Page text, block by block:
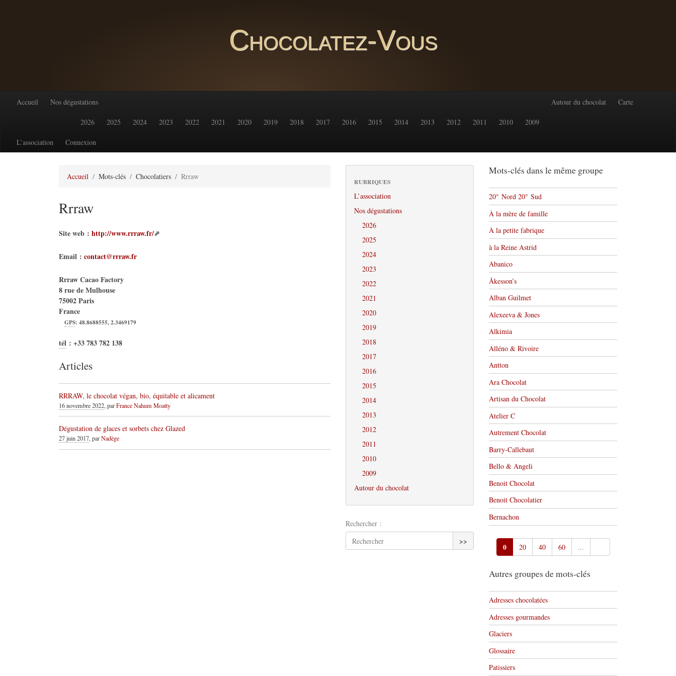
Chocolatez-Vous
Accueil Nos dégustations
2026 2025 2024 2023 2022 2021 2020 2019 2018 2017 2016 2015 2014 2013 2012 2011 2010 2009
Autour du chocolat Carte
L’association Connexion
Accueil Mots-clés Chocolatiers Rrraw
Rrraw
Site web : http://www.rrraw.fr/
Email : contact@rrraw.fr
Rrraw Cacao Factory
8 rue de Mulhouse
75002Paris
France
GPS:48.8688555,2.3469179
tél : +33 783 782 138
Articles
RRRAW, le chocolat végan, bio, équitable et alicament
16 novembre 2022, parFrance Nahum Moatty
Dégustation de glaces et sorbets chez Glazed
27 juin 2017, parNadège
RUBRIQUES
L’association
Nos dégustations
2026
2025
2024
2023
2022
2021
2020
2019
2018
2017
2016
2015
2014
2013
2012
2011
2010
2009
Autour du chocolat
Rechercher :
>>
Mots-clés dans le même groupe
20° Nord 20° Sud
À la mère de famille
À la petite fabrique
à la Reine Astrid
Abanico
Åkesson’s
Alban Guilmet
Alexeeva & Jones
Alkimia
Alléno & Rivoire
Antton
Ara Chocolat
Artisan du Chocolat
Atelier C
Autrement Chocolat
Barry-Callebaut
Bello & Angeli
Benoit Chocolat
Benoit Chocolatier
Bernachon
0 20 40 60 ...
Autres groupes de mots-clés
Adresses chocolatées
Adresses gourmandes
Glaciers
Glossaire
Patissiers